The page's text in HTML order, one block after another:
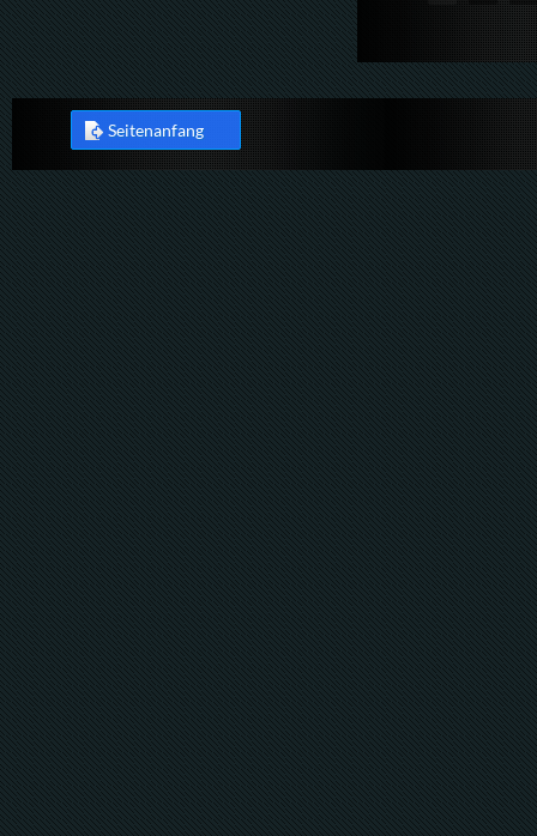
Seitenanfang